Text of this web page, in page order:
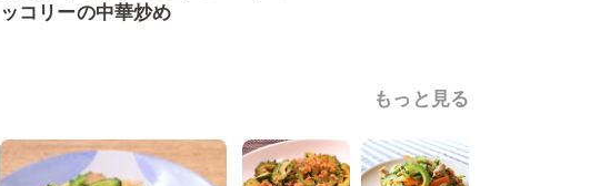
ッコリーの中華炒め
もっと見る